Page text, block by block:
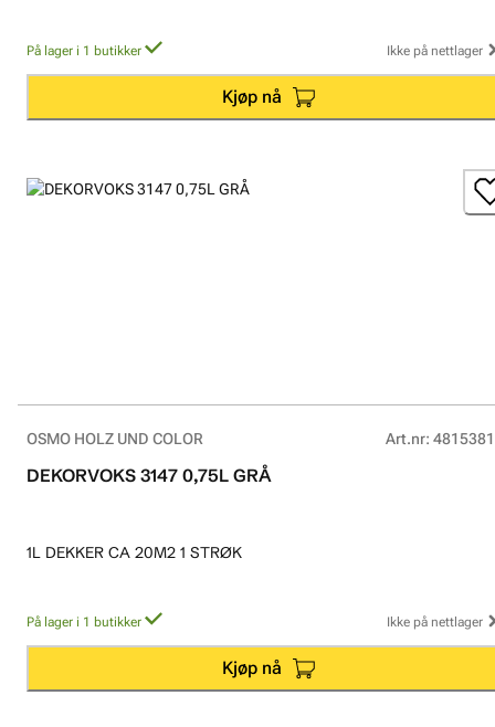
På lager i 1 butikker Ikke på nettlager
Kjøp nå
OSMO HOLZ UND COLOR Art.nr:
DEKORVOKS 3147 0,75L GRÅ
1L DEKKER CA 20M2 1 STRØK
På lager i 1 butikker Ikke på nettlager
Kjøp nå